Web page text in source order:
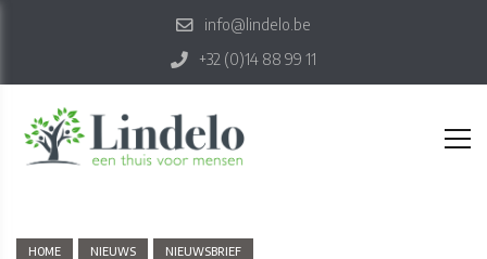
info@lindelo.be
+32 (0)14 88 99 11
HOME NIEUWS NIEUWSBRIEF